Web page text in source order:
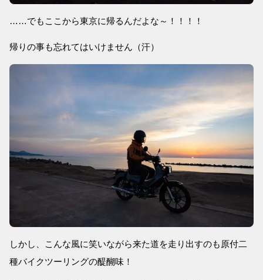
……でもここから東京に帰るんだよな～！！！！
帰りの事も忘れてはいけません（汗）
しかし、こんな風に笑いながら来た道を走り出すのも原付二
種バイクツーリングの醍醐味！